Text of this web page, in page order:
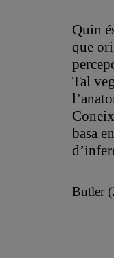
Quin
que
Tal
basa
Butler